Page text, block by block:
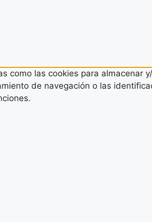
como las cookies para
de navegación o las